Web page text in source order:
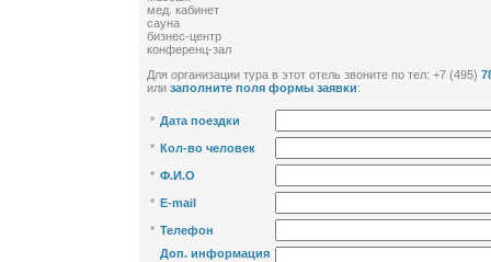
мед. кабинет
сауна
бизнес-центр
конференц-зал
Для организации тура в этот отель звоните по тел: +7 (495)
или заполните поля формы заявки:
* Дата поездки
* Кол-во человек
* Ф.И.О
* E-mail
* Телефон
Доп. информация